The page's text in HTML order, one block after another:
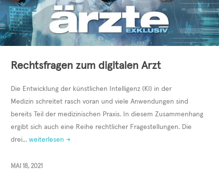
Rechtsfragen zum digitalen Arzt
Die Entwicklung der künstlichen Intelligenz (KI) in der
Medizin schreitet rasch voran und viele Anwendungen sind
bereits Teil der medizinischen Praxis. In diesem Zusammenhang
ergibt sich auch eine Reihe rechtlicher Fragestellungen. Die
drei...weiterlesen →
MAI 18, 2021